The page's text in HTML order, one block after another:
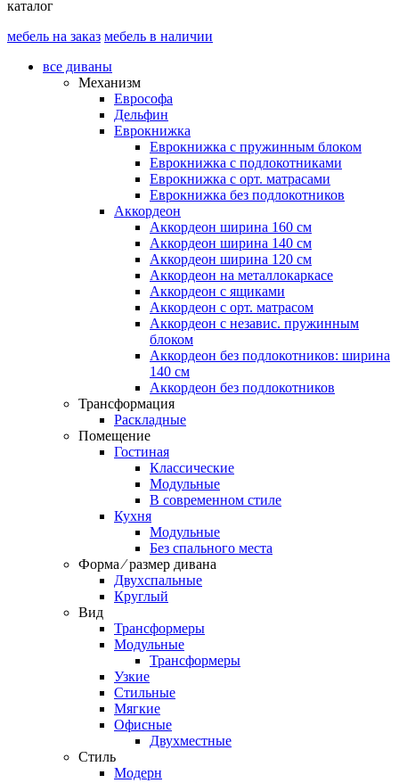
каталог
мебель на заказ мебель в наличии
все диваны
Механизм
Еврософа
Дельфин
Еврокнижка
Еврокнижка с пружинным блоком
Еврокнижка с подлокотниками
Еврокнижка с орт. матрасами
Еврокнижка без подлокотников
Аккордеон
Аккордеон ширина 160 см
Аккордеон ширина 140 см
Аккордеон ширина 120 см
Аккордеон на металлокаркасе
Аккордеон c ящиками
Аккордеон c орт. матрасом
Аккордеон c независ. пружинным
блоком
Аккордеон без подлокотников: ширина
140 см
Аккордеон без подлокотников
Трансформация
Раскладные
Помещение
Гостиная
Классические
Модульные
В современном стиле
Кухня
Модульные
Без спального места
Форма ⁄ размер дивана
Двухспальные
Круглый
Вид
Трансформеры
Модульные
Трансформеры
Узкие
Стильные
Мягкие
Офисные
Двухместные
Стиль
Модерн